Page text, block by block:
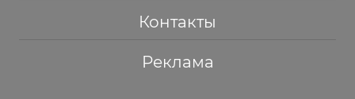
Контакты
Реклама